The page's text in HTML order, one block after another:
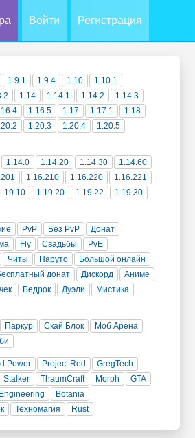
Войти Регистрация
1.9.1 1.9.4 1.10
1.10.1
1.14 1.14.1 1.14.2
1.14.3
1.16.5 1.17 1.17.1
1.18
1.20.3 1.20.4
1.20.5
1.14.0 1.14.20 1.14.30
1.14.60
1.16.210 1.16.220
1.16.221
1.19.20 1.19.22
1.19.30
PvP Без PvP
Донат
Fly Свадьбы
PvE
Читы Наруто
Большой онлайн
донат Дискорд
Аниме
Бедрок Дуэли
Мистика
Паркур Скай Блок
Моб Арена
Power Project Red
GregTech
Stalker ThaumCraft Morph
GTA
Botania
Техномагия Rust